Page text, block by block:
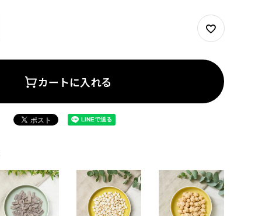
カートに入れる